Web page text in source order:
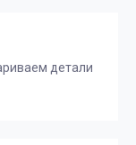
детали